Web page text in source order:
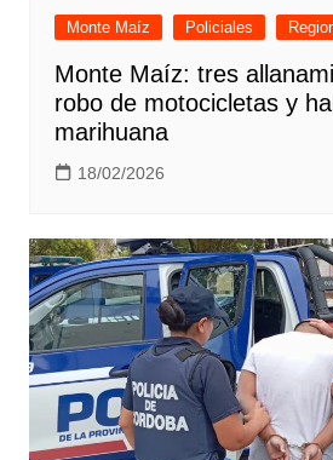
Monte Maíz Policiales
Monte Maíz: tres
robo de motocicletas y
marihuana
18/02/2026